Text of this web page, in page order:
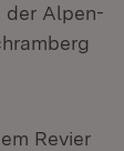
der Alpen-
Revier